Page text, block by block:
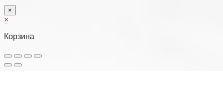
×
×
Корзина